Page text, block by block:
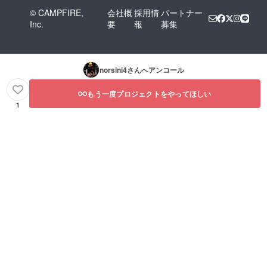
© CAMPFIRE,
Inc.
会社概
要
採用情
報
パートナー
募集
norsini4さんへアンコール
1
もう一度プロジェクトをやってほしい